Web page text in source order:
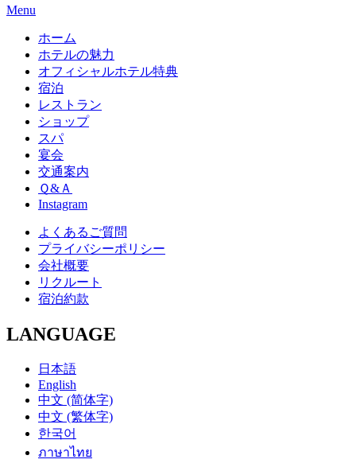
Menu
ホーム
ホテルの魅力
オフィシャルホテル特典
宿泊
レストラン
ショップ
スパ
宴会
交通案内
Ｑ&Ａ
Instagram
よくあるご質問
プライバシーポリシー
会社概要
リクルート
宿泊約款
LANGUAGE
日本語
English
中文 (简体字)
中文 (繁体字)
한국어
ภาษาไทย